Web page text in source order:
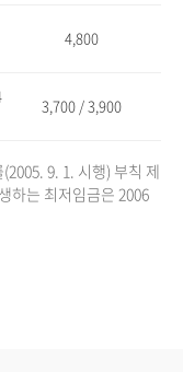
4,800
3,700 / 3,900
9. 1. 시행) 부칙 제
하는 최저임금은 2006